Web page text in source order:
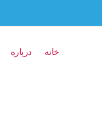
خانه درباره